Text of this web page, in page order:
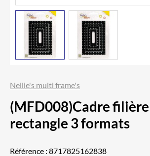
Nellie's multi frame's
(MFD008)Cadre
rectangle 3 formats
Référence : 8717825162838